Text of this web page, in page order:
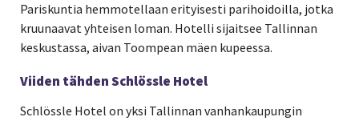
Pariskuntia hemmotellaan erityisesti parihoidoilla, jotka
kruunaavat yhteisen loman. Hotelli sijaitsee Tallinnan
keskustassa, aivan Toompean mäen kupeessa.
Viiden tähden Schlössle Hotel
Schlössle Hotel on yksi Tallinnan vanhankaupungin